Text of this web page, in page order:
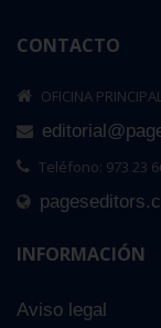
CONTACTO
OFICINA
Teléfono: 973 23
INFORMACIÓN
Aviso legal